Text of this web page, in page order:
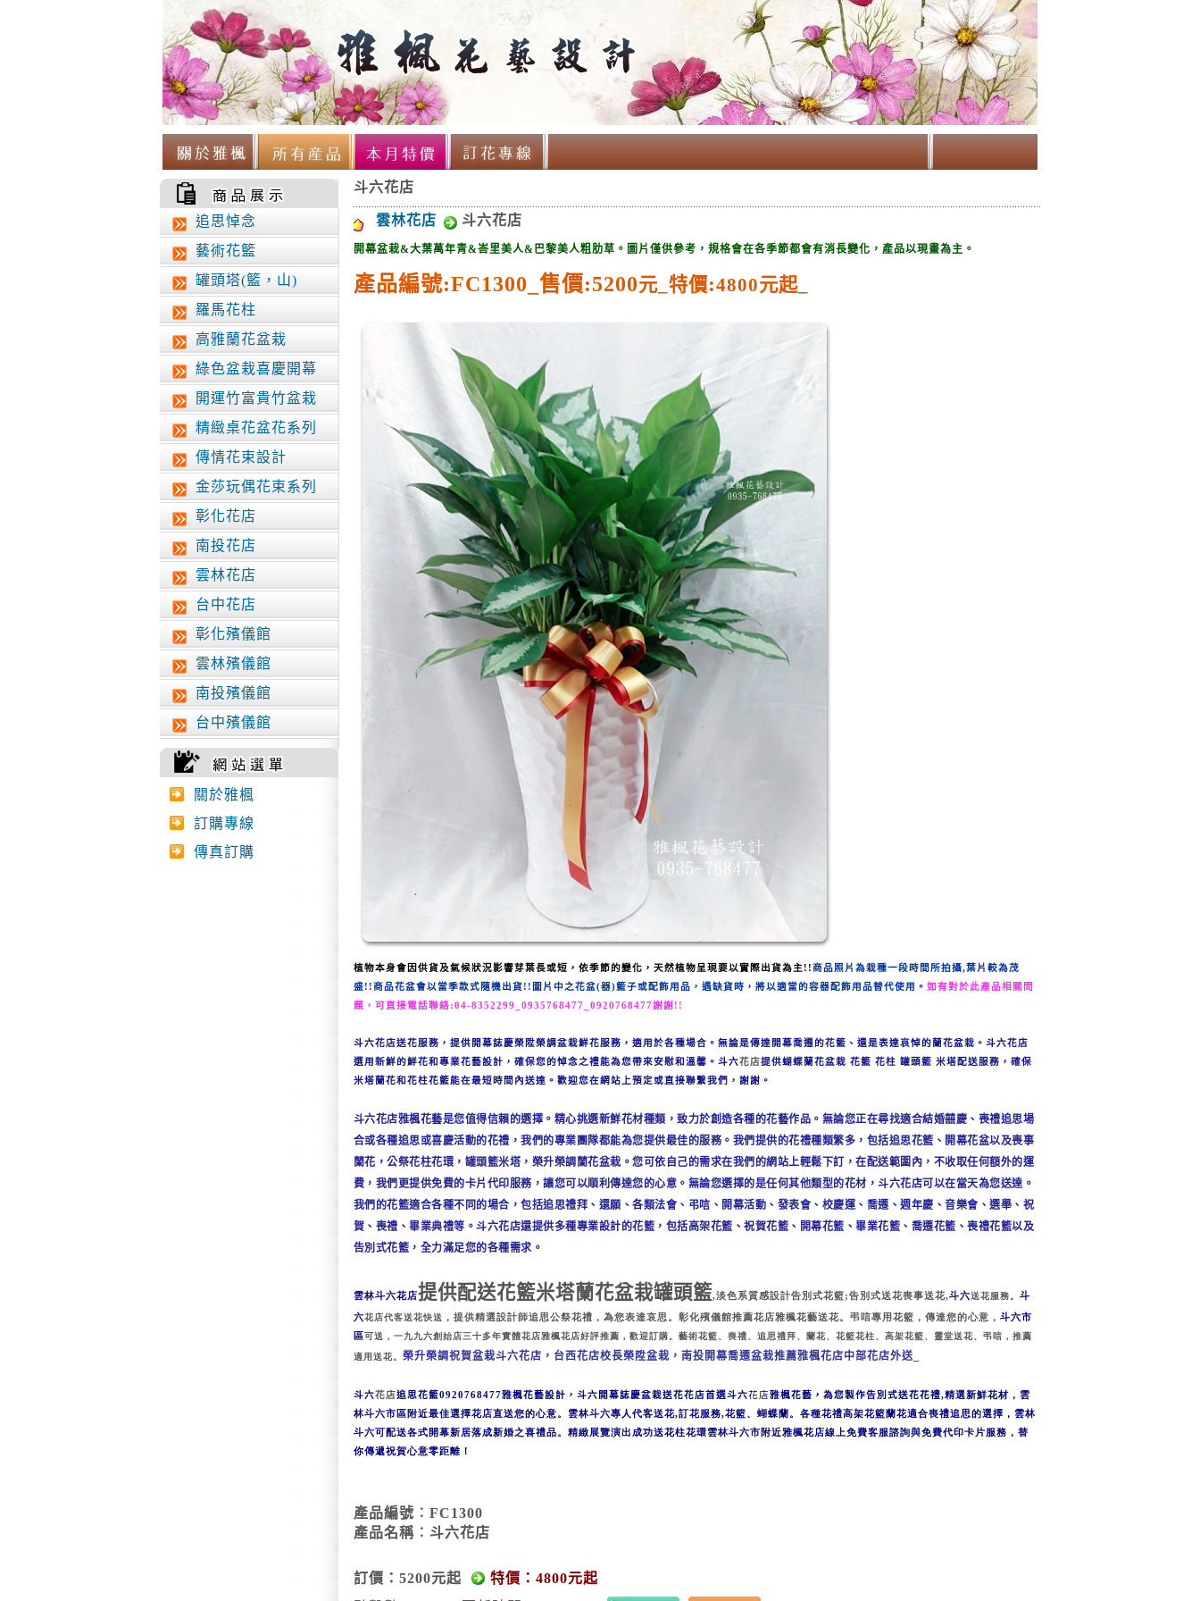
追思悼念
藝術花籃
罐頭塔(籃，山)
羅馬花柱
高雅蘭花盆栽
綠色盆栽喜慶開幕
開運竹富貴竹盆栽
精緻桌花盆花系列
傳情花束設計
金莎玩偶花束系列
彰化花店
南投花店
雲林花店
台中花店
彰化殯儀館
雲林殯儀館
南投殯儀館
台中殯儀館
關於雅楓
訂購專線
傳真訂購
斗六花店
雲林花店 斗六花店
開幕盆栽&大葉萬年青&峇里美人&巴黎美人粗肋草。圖片僅供參考， 規格會在各季節都會有消長變化，產品以現畫為主。
產品編號:FC1300 _售價:5200元_ 特價:4800元起_
植物本身會因供貨及氣候狀況影響芽葉長或短 ， 依季節的變化， 天然植物呈現要以實際出貨為主!!商品照片為栽種一段時間所拍攝,葉片較為茂
盛!!商品花盆會以當季款式隨機出貨!! 圖片中之花盆(器)籃子或配飾用品，遇缺貨時，將以適當的容器配飾用品替代使用。 如有對於此產品相關問
題，可直接電話聯絡:04-8352299_ 0935768477_ 0920768477謝謝!!
斗六花店送花服務，提供開幕誌慶榮陞榮調盆栽鮮花服務，適用於各種場合。無論是傳達開幕喬遷的花籃、還是表達哀悼的蘭花盆栽。 斗六花店
選用新鮮的鮮花和專業花藝設計，確保您的悼念之禮能為您帶來安慰和溫馨。 斗六花店提供蝴蝶蘭花盆栽 花籃 花柱 罐頭籃 米塔配送服務，確保
米塔蘭花和花柱花籃能在最短時間內送達。歡迎您在網站上預定或直接聯繫我們，謝謝。
斗六花店雅楓花藝是您值得信賴的選擇。精心挑選新鮮花材種類，致力於創造各種的花藝作品。無論您正在尋找適合結婚囍慶、喪禮追思場
合或各種追思或喜慶活動的花禮，我們的專業團隊都能為您提供最佳的服務。 我們提供的花禮種類繁多，包括追思花籃、開幕花盆以及喪事
蘭花，公祭花柱花環，罐頭籃米塔，榮升榮調蘭花盆栽 。您可依自己的需求在我們的網站上輕鬆下訂，在配送範圍內，不收取任何額外的運
費，我們更提供免費的卡片代印服務，讓您可以順利傳達您的心意。 無論您選擇的是任何其他類型的花材， 斗六花店可以在當天為您送達。
我們的花籃適合各種不同的場合，包括追思禮拜、還願、各類法會、弔唁、 開幕活動、發表會、校慶運、喬遷、週年慶、音樂會、選舉、祝
賀、喪禮、畢業典禮等。 斗六花店還提供多種專業設計的花籃，包括高架花籃、祝賀花籃、開幕花籃、畢業花籃、喬遷花籃、喪禮花籃以及
告別式花籃，全力滿足您的各種需求。
雲林斗六花店提供配送花籃米塔蘭花盆栽罐頭籃,淡色系質感設計告別式花籃;告別式送花喪事送花,斗六送花服務。 斗
六花店代客送花快送 ，提供精選設計師追思公祭花禮，為您表達哀思。彰化殯儀館推薦花店雅楓花藝送花。弔唁專用花籃，傳達您的心意， 斗六市
區可送，一九九六創始店三十多年實體花店雅楓花店好評推薦，歡迎訂購。藝術花籃、喪禮、追思禮拜、蘭花、花籃花柱、高架花籃、靈堂送花、弔唁，推薦
適用送花。 榮升榮調祝賀盆栽斗六花店，台西花店校長榮陞盆栽，南投開幕喬遷盆栽推薦雅楓花店中部花店外送_
斗六花店追思花籃0920768477雅楓花藝設計，斗六開幕誌慶盆栽送花花店首選斗六花店雅楓花藝，為您製作告別式送花花禮,精選新鮮花材，雲
林斗六市區附近最佳選擇花店直送您的心意。雲林斗六專人代客送花,訂花服務,花籃、蝴蝶蘭。各種花禮高架花籃蘭花適合喪禮追思的選擇，雲林
斗六可配送各式開幕新居落成新婚之喜禮品。 精緻展覽演出成功送花柱花環雲林斗六市 附近雅楓花店線上免費客服諮詢與免費代印卡片服務，替
你傳遞祝賀心意零距離！
產品編號︰FC1300
產品名稱︰斗六花店
訂價：5200元起
特價：4800元起